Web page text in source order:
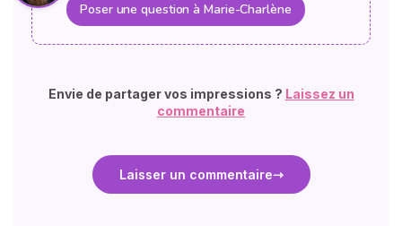
Poser une question à Marie-Charlène
Envie de partager vos impressions ? Laissez un
commentaire
Laisser un commentaire